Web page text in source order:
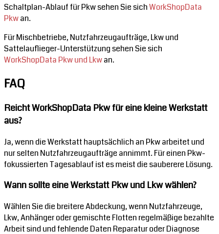
Schaltplan-Ablauf für Pkw sehen Sie sichWorkShopData
Pkwan.
Für Mischbetriebe, Nutzfahrzeugaufträge, Lkw und
Sattelauflieger-Unterstützung sehen Sie sich
WorkShopData Pkw und Lkwan.
FAQ
Reicht WorkShopData Pkw für eine kleine Werkstatt
aus?
Ja, wenn die Werkstatt hauptsächlich an Pkw arbeitet und
nur selten Nutzfahrzeugaufträge annimmt. Für einen Pkw-
fokussierten Tagesablauf ist es meist die sauberere Lösung.
Wann sollte eine Werkstatt Pkw und Lkw wählen?
Wählen Sie die breitere Abdeckung, wenn Nutzfahrzeuge,
Lkw, Anhänger oder gemischte Flotten regelmäßige bezahlte
Arbeit sind und fehlende Daten Reparatur oder Diagnose